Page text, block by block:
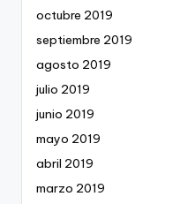
octubre 2019
septiembre 2019
agosto 2019
julio 2019
junio 2019
mayo 2019
abril 2019
marzo 2019